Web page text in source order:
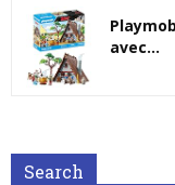
avec...
Search